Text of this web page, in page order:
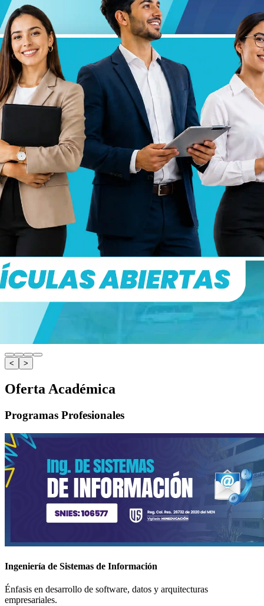
< >
Oferta Académica
Programas Profesionales
Ingeniería de Sistemas de Información
Énfasis en desarrollo de software, datos y arquitecturas
empresariales.